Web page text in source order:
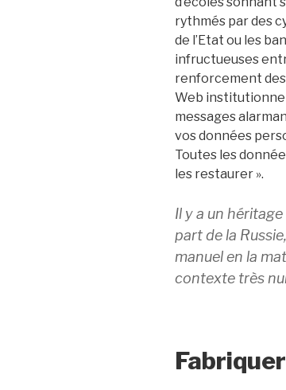
rythmés par des
de l’Etat ou les
infructueuses
renforcement
Web
messages
vos données
Toutes les
les restaurer ».
Il y a un
part de la
manuel en la
contexte très